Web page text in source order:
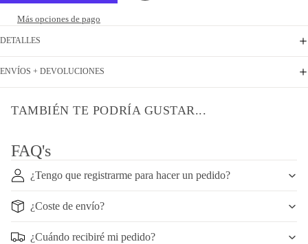
Más opciones de pago
DETALLES
ENVÍOS + DEVOLUCIONES
TAMBIÉN TE PODRÍA GUSTAR...
FAQ's
¿Tengo que registrarme para hacer un pedido?
¿Coste de envío?
¿Cuándo recibiré mi pedido?